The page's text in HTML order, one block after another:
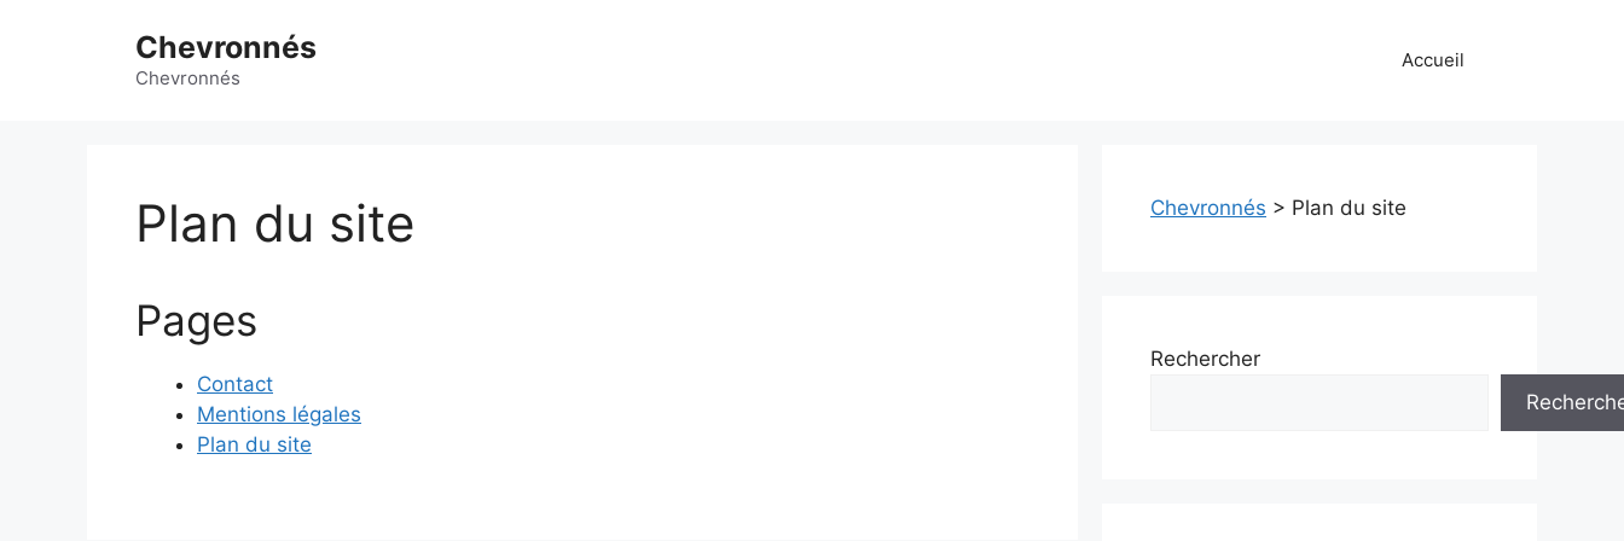
Chevronnés
Chevronnés
Accueil
Plan du site
Pages
Contact
Mentions légales
Plan du site
Chevronnés > Plan du site
Rechercher